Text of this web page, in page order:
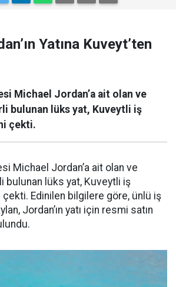
Yatına Kuveyt’ten
Michael Jordan’a ait olan ve
bulunan lüks yat, Kuveytli iş
çekti.
Michael Jordan’a ait olan ve
bulunan lüks yat, Kuveytli iş
çekti. Edinilen bilgilere göre, ünlü iş
Jordan’ın yatı için resmi satın